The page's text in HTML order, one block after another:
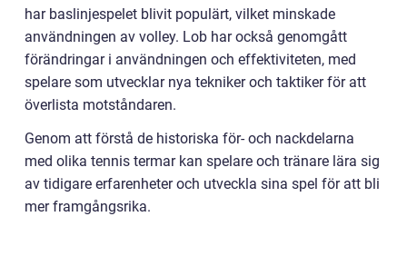
har baslinjespelet blivit populärt, vilket minskade
användningen av volley. Lob har också genomgått
förändringar i användningen och effektiviteten, med
spelare som utvecklar nya tekniker och taktiker för att
överlista motståndaren.
Genom att förstå de historiska för- och nackdelarna
med olika tennis termar kan spelare och tränare lära sig
av tidigare erfarenheter och utveckla sina spel för att bli
mer framgångsrika.